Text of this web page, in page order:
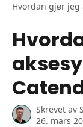
Hvordan gjør jeg
Skrevet av
26. mars